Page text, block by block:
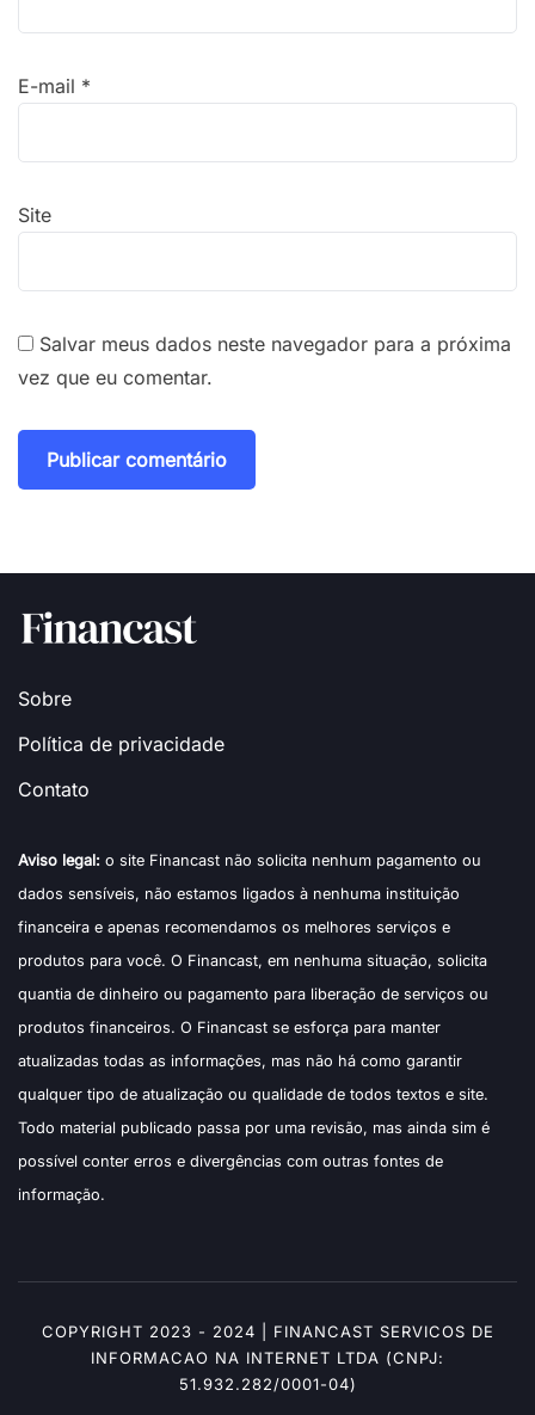
E-mail *
Site
Salvar meus dados neste navegador para a próxima
vez que eu comentar.
Sobre
Política de privacidade
Contato
Aviso legal: o site Financast não solicita nenhum pagamento ou
dados sensíveis, não estamos ligados à nenhuma instituição
financeira e apenas recomendamos os melhores serviços e
produtos para você. O Financast, em nenhuma situação, solicita
quantia de dinheiro ou pagamento para liberação de serviços ou
produtos financeiros. O Financast se esforça para manter
atualizadas todas as informações, mas não há como garantir
qualquer tipo de atualização ou qualidade de todos textos e site.
Todo material publicado passa por uma revisão, mas ainda sim é
possível conter erros e divergências com outras fontes de
informação.
COPYRIGHT 2023 - 2024 | FINANCAST SERVICOS DE
INFORMACAO NA INTERNET LTDA (CNPJ:
51.932.282/0001-04)